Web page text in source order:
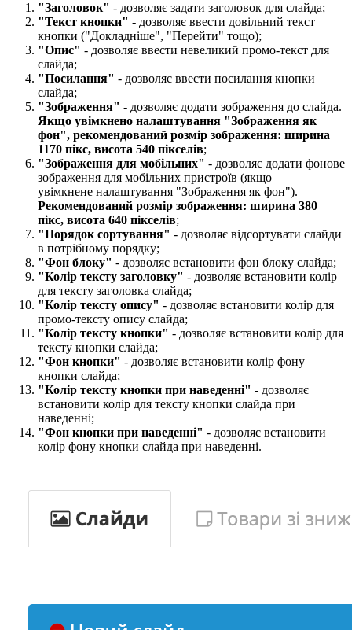
"Заголовок" - дозволяє задати заголовок для слайда;
"Текст кнопки" - дозволяє ввести довільний текст
кнопки ("Докладніше", "Перейти" тощо);
"Опис" - дозволяє ввести невеликий промо-текст для
слайда;
"Посилання" - дозволяє ввести посилання кнопки
слайда;
"Зображення" - дозволяє додати зображення до слайда.
Якщо увімкнено налаштування "Зображення як
фон", рекомендований розмір зображення: ширина
1170 пікс, висота 540 пікселів;
"Зображення для мобільних" - дозволяє додати фонове
зображення для мобільних пристроїв (якщо
увімкнене налаштування "Зображення як фон").
Рекомендований розмір зображення: ширина 380
пікс, висота 640 пікселів​;
"Порядок сортування" - дозволяє відсортувати слайди
в потрібному порядку;
"Фон блоку" - дозволяє встановити фон блоку слайда;
"Колір тексту заголовку​" - дозволяє встановити колір
для тексту заголовка слайда;
"Колір тексту опису​" - дозволяє встановити колір для
промо-тексту опису слайда;
"Колір тексту кнопки​" - дозволяє встановити колір для
тексту кнопки слайда;
"Фон кнопки" - дозволяє встановити колір фону
кнопки слайда;
"Колір тексту кнопки при наведенні​" - дозволяє
встановити колір для тексту кнопки слайда при
наведенні;
"Фон кнопки при наведенні​" - дозволяє встановити
колір фону кнопки слайда при наведенні.